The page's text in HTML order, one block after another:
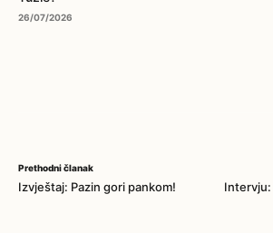
26/07/2026
Prethodni članak
Izvještaj: Pazin gori pankom!
Intervju: